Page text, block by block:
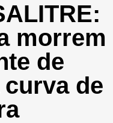
morrem
de
de